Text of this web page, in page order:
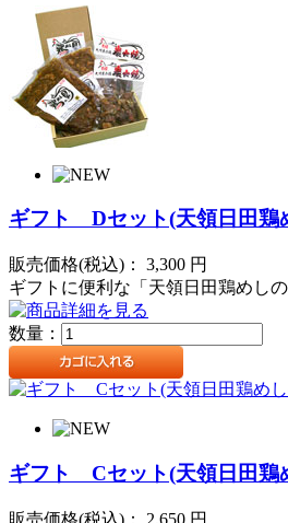
ギフト Dセット(天領日田
販売価格(税込)： 3,300 円
ギフトに便利な「天領日田鶏めし
数量：
ギフト Cセット(天領日田
販売価格(税込)： 2,650 円